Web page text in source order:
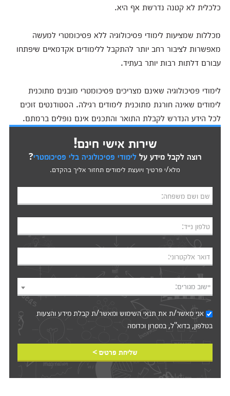
כלכלית לא קטנה נדרשת אף היא.
מכללות שמציעות לימודי פסיכולוגיה ללא פסיכומטרי למעשה
מאפשרות לציבור רחב יותר להתקבל ללימודים אקדמאיים שיפתחו
עבורם דלתות רבות יותר בעתיד.
לימודי פסיכולוגיה שאינם מצריכים פסיכומטרי מובנים מתוכנית
לימודים שאינה חורגת מתוכנית לימודים רגילה. הסטודנטים זוכים
לכל הידע הנדרש לקבלת התואר והתכנים אינם נופלים ברמתם.
שירות אישי חינם!
רוצה לקבל מידע עללימודי פסיכולוגיה בלי פסיכומטרי?
מלא/י פרטיך ויועצת לימודים תחזור אליך בהקדם.
שם ושם משפחה:
טלפון נייד:
דואר אלקטרוני:
יישוב מגורים:
אני מאשר/ת אתתנאי השימושומאשר/ת קבלת מידע והצעות
בטלפון, בדוא"ל, במסרון וכדומה‎‎
שליחת פרטים >